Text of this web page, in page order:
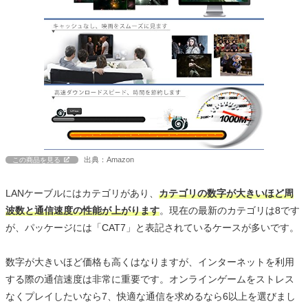
この商品を見る 出典：Amazon
LANケーブルにはカテゴリがあり、 カテゴリの数字が大きいほど周
波数と通信速度の性能が上がります。現在の最新のカテゴリは8です
が、パッケージには「CAT7」と表記されているケースが多いです。
数字が大きいほど価格も高くはなりますが、インターネットを利用
する際の通信速度は非常に重要です。オンラインゲームをストレス
なくプレイしたいなら7、快適な通信を求めるなら6以上を選びまし